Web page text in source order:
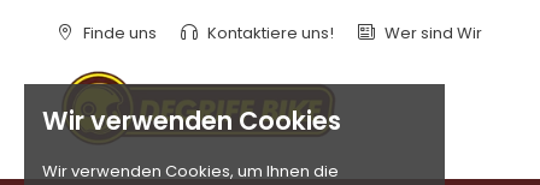
Wir verwenden Cookies
Wir verwenden Cookies, um Ihnen die
Finde uns Kontaktiere uns! Wer sind Wir